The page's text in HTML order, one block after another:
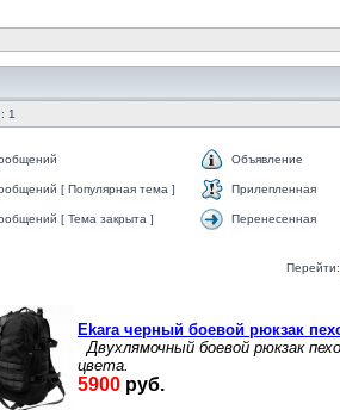
1
Объявление
[ Популярная тема ] Прилепленная
[ Тема закрыта ] Перенесенная
Перейти: